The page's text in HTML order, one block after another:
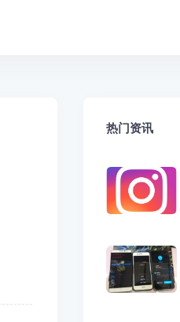
热门资讯